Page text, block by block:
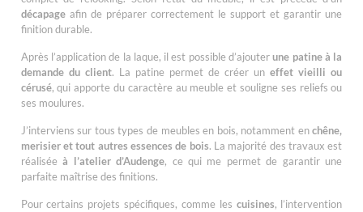
décapageafin de préparer correctement le support et garantir une
finition durable.
Après l’application de la laque, il est possible d’ajouterune patine à la
demande du client. La patine permet de créer uneffet vieilli ou
cérusé, qui apporte du caractère au meuble et souligne ses reliefs ou
ses moulures.
J’interviens sur tous types de meubles en bois, notamment enchêne,
merisier et tout autres essences de bois. La majorité des travaux est
réaliséeà l’atelier d’Audenge, ce qui me permet de garantir une
parfaite maîtrise des finitions.
Pour certains projets spécifiques, comme les cuisines, l’intervention